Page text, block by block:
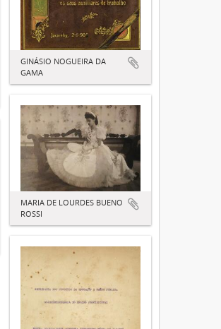
GINÁSIO NOGUEIRA DA
GAMA
MARIA DE LOURDES BUENO
ROSSI